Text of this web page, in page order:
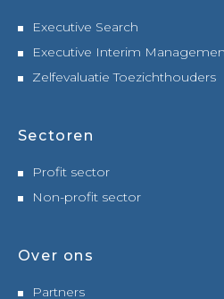
Executive Search
Executive Interim
Zelfevaluatie Toezichthouders
Sectoren
Profit sector
Non-profit sector
Over ons
Partners